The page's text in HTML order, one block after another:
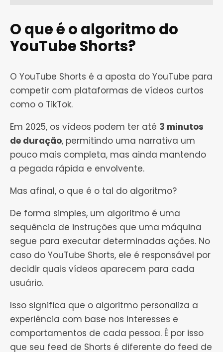
O que é o algoritmo do
YouTube Shorts?
O YouTube Shorts é a aposta do YouTube para
competir com plataformas de vídeos curtos
como o TikTok.
Em 2025, os vídeos podem ter até 3 minutos
de duração, permitindo uma narrativa um
pouco mais completa, mas ainda mantendo
a pegada rápida e envolvente.
Mas afinal, o que é o tal do algoritmo?
De forma simples, um algoritmo é uma
sequência de instruções que uma máquina
segue para executar determinadas ações. No
caso do YouTube Shorts, ele é responsável por
decidir quais vídeos aparecem para cada
usuário.
Isso significa que o algoritmo personaliza a
experiência com base nos interesses e
comportamentos de cada pessoa. É por isso
que seu feed de Shorts é diferente do feed de